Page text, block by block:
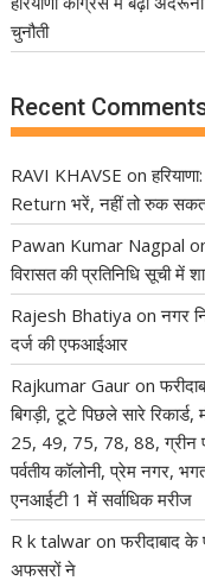
चुनौती
Recent
RAVI KHAVSE on
Return भरें, नहीं तो रुक
Pawan Kumar Nagpal
विरासत की प्रतिनिधि सूची में
Rajesh Bhatiya onनगर
दर्ज की एफआईआर
Rajkumar Gaur on
बिगड़ी, टूटे पिछले सारे
25, 49, 75, 78, 88, ग्रीन
पर्वतीय कॉलोनी, प्रेम नगर,
एनआईटी 1 में सर्वाधिक मरीज
R k talwar onफरीदाबाद
अफसरों ने